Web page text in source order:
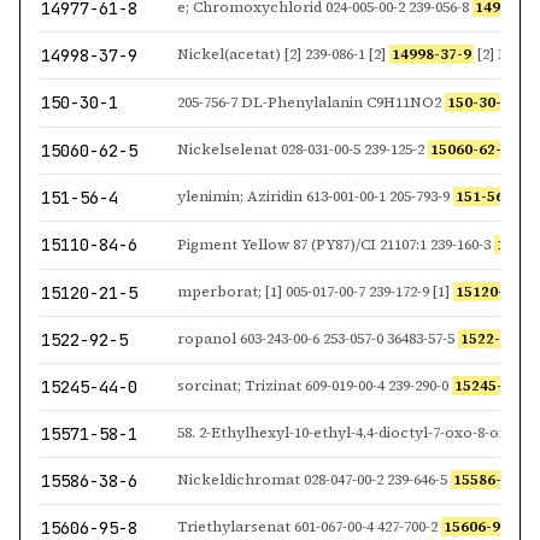
14977-61-8 e; Chromoxychlorid 024-005-00-2 239-056-8 14977-
14998-37-9 Nickel(acetat) [2] 239-086-1 [2] 14998-37-9 [2]
150-30-1 205-756-7 DL-Phenylalanin C9H11NO2 150-30-1
15060-62-5 Nickelselenat 028-031-00-5 239-125-2 15060-62-5
151-56-4 ylenimin; Aziridin 613-001-00-1 205-793-9 151-56-4
15110-84-6 Pigment Yellow 87 (PY87)/CI 21107:1 239-160-3
15120-21-5 mperborat; [1] 005-017-00-7 239-172-9 [1] 15120-21-5
1522-92-5 ropanol 603-243-00-6 253-057-0 36483-57-5 1522-92-5
15245-44-0 sorcinat; Trizinat 609-019-00-4 239-290-0 15245-44-0
15571-58-1
15586-38-6 Nickeldichromat 028-047-00-2 239-646-5 15586-38-6
15606-95-8 Triethylarsenat 601-067-00-4 427-700-2 15606-95-8